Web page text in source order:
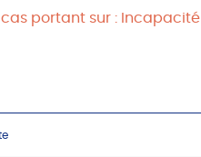
portant sur : Incapacité